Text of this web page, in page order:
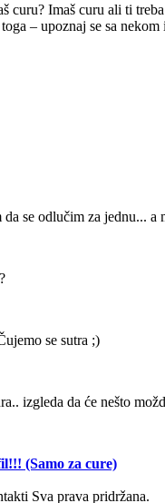
curu? Imaš curu ali ti
– upoznaj se sa
se odlučim za jednu...
se sutra ;)
izgleda da će nešto
(Samo za cure)
Sva prava pridržana.